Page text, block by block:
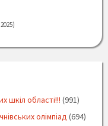
шкіл області!!! (991)
олімпіад (694)